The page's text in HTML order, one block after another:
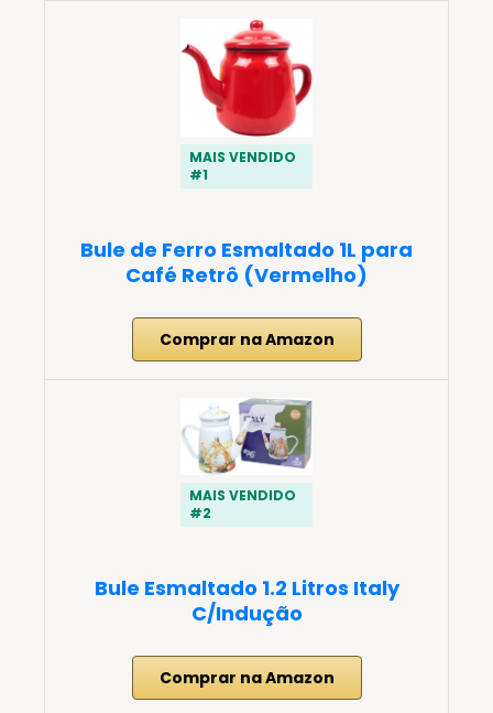
MAIS VENDIDO
#1
Bule de Ferro Esmaltado 1L para
Café Retrô (Vermelho)
Comprar na Amazon
MAIS VENDIDO
#2
Bule Esmaltado 1.2 Litros Italy
C/Indução
Comprar na Amazon